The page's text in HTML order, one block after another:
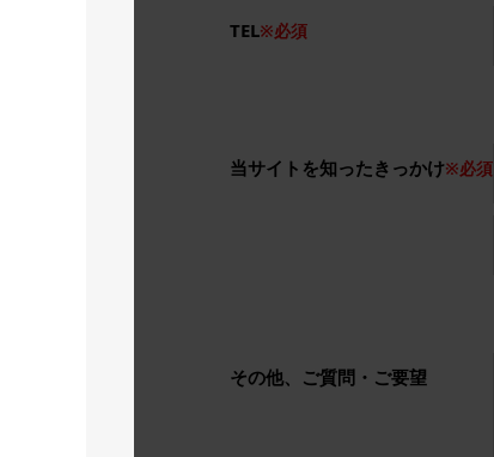
TEL※必須
当サイトを知ったきっかけ※必須
その他、ご質問・ご要望